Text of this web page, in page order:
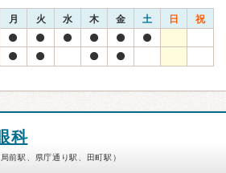
月 火 水 木 金 土 日 祝
科
前駅、県庁通り駅、田町駅）